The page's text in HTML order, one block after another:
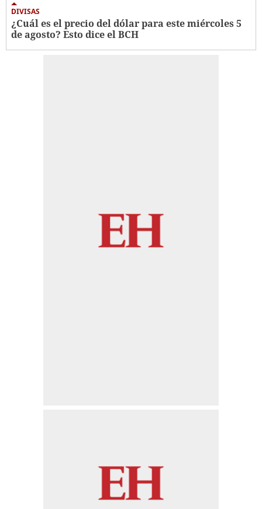
DIVISAS
¿Cuál es el precio del dólar para este miércoles 5
de agosto? Esto dice el BCH